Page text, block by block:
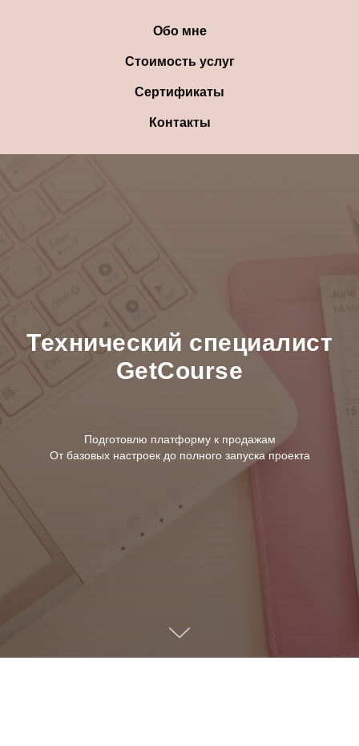
Обо мне
Стоимость услуг
Сертификаты
Контакты
Технический специалист
GetCourse
Подготовлю платформу к продажам
От базовых настроек до полного запуска проекта